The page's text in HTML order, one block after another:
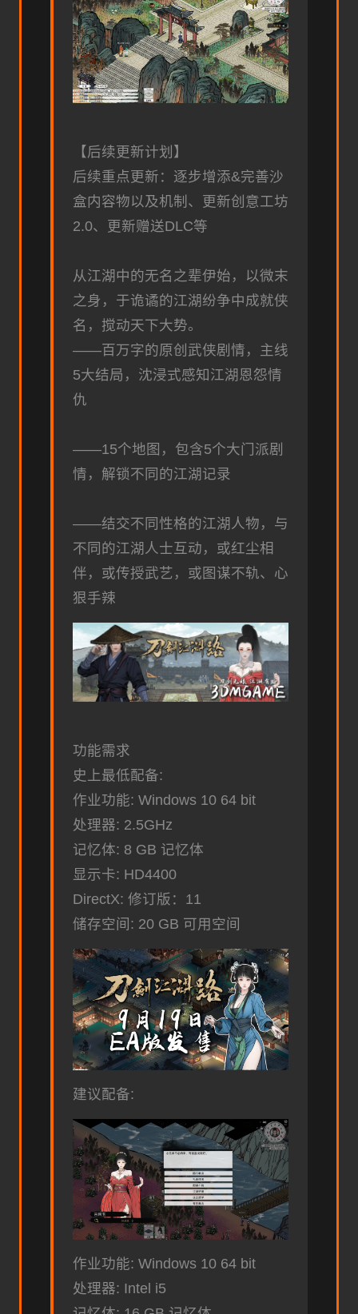
【后续更新计划】
后续重点更新：逐步增添&完善沙
盒内容物以及机制、更新创意工坊
2.0、更新赠送DLC等
从江湖中的无名之辈伊始，以微末
之身，于诡谲的江湖纷争中成就侠
名，搅动天下大势。
——百万字的原创武侠剧情，主线
5大结局，沈浸式感知江湖恩怨情
仇
——15个地图，包含5个大门派剧
情，解锁不同的江湖记录
——结交不同性格的江湖人物，与
不同的江湖人士互动，或红尘相
伴，或传授武艺，或图谋不轨、心
狠手辣
功能需求
史上最低配备:
作业功能: Windows 10 64 bit
处理器: 2.5GHz
记忆体: 8 GB 记忆体
显示卡: HD4400
DirectX: 修订版：11
储存空间: 20 GB 可用空间
建议配备:
作业功能: Windows 10 64 bit
处理器: Intel i5